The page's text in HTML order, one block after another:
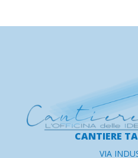
CANTIERE
VIA